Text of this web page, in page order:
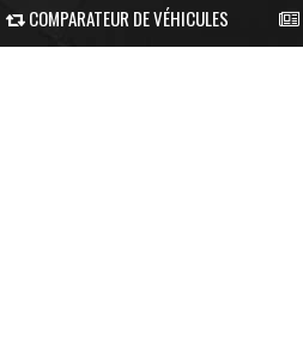
COMPARATEUR DE VÉHICULES